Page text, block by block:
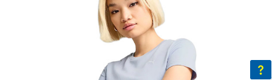
ДОЗНАЈ ПОВЕЌЕ